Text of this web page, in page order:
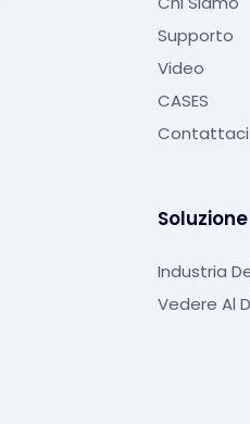
Supporto
Video
CASES
Contattaci
Soluzione
Industria
Vedere Al